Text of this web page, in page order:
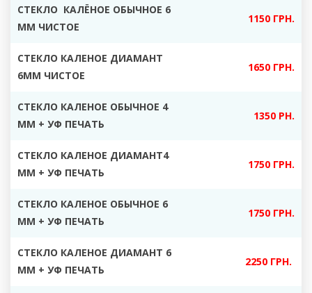
СТЕКЛО КАЛЁНОЕ ОБЫЧНОЕ 6
ММ ЧИСТОЕ
1150 ГРН.
СТЕКЛО КАЛЕНОЕ ДИАМАНТ
6ММ ЧИСТОЕ
1650 ГРН.
СТЕКЛО КАЛЕНОЕ ОБЫЧНОЕ 4
ММ + УФ ПЕЧАТЬ
1350 РН.
СТЕКЛО КАЛЕНОЕ ДИАМАНТ4
ММ + УФ ПЕЧАТЬ
1750 ГРН.
СТЕКЛО КАЛЕНОЕ ОБЫЧНОЕ 6
ММ + УФ ПЕЧАТЬ
1750 ГРН.
СТЕКЛО КАЛЕНОЕ ДИАМАНТ 6
ММ + УФ ПЕЧАТЬ
2250 ГРН.